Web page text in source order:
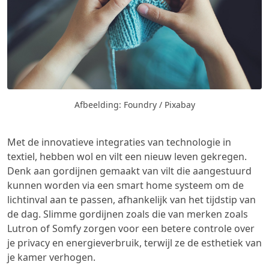
Afbeelding: Foundry / Pixabay
Met de innovatieve integraties van technologie in
textiel, hebben wol en vilt een nieuw leven gekregen.
Denk aan gordijnen gemaakt van vilt die aangestuurd
kunnen worden via een smart home systeem om de
lichtinval aan te passen, afhankelijk van het tijdstip van
de dag. Slimme gordijnen zoals die van merken zoals
Lutron of Somfy zorgen voor een betere controle over
je privacy en energieverbruik, terwijl ze de esthetiek van
je kamer verhogen.